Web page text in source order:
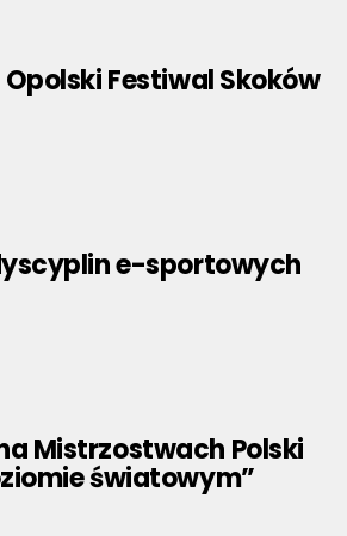
Festiwal Skoków
e-sportowych
Mistrzostwach Polski
światowym”